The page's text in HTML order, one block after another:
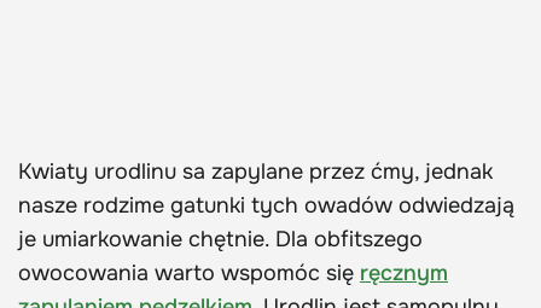
Kwiaty urodlinu sa zapylane przez ćmy, jednak
nasze rodzime gatunki tych owadów odwiedzają
je umiarkowanie chętnie. Dla obfitszego
owocowania warto wspomóc się ręcznym